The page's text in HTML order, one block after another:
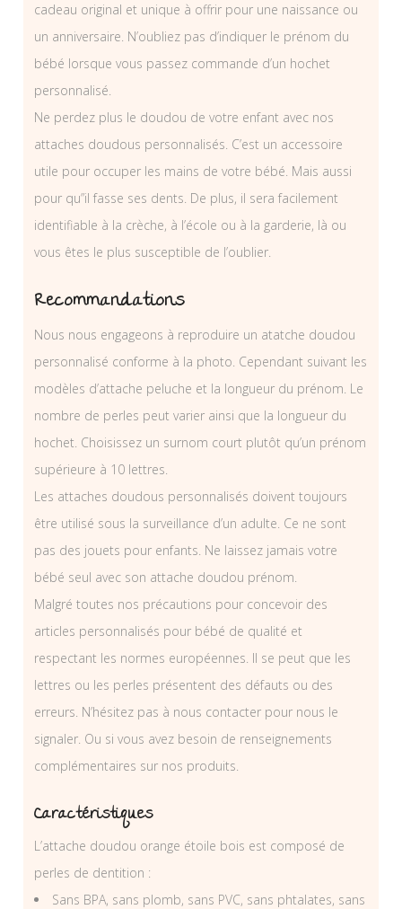
cadeau original et unique à offrir pour une naissance ou
un anniversaire. N’oubliez pas d’indiquer le prénom du
bébé lorsque vous passez commande d’un hochet
personnalisé.
Ne perdez plus le doudou de votre enfant avec nos
attaches doudous personnalisés. C’est un accessoire
utile pour occuper les mains de votre bébé. Mais aussi
pour qu”il fasse ses dents. De plus, il sera facilement
identifiable à la crèche, à l’école ou à la garderie, là ou
vous êtes le plus susceptible de l’oublier.
Recommandations
Nous nous engageons à reproduire un atatche doudou
personnalisé conforme à la photo. Cependant suivant les
modèles d’attache peluche et la longueur du prénom. Le
nombre de perles peut varier ainsi que la longueur du
hochet. Choisissez un surnom court plutôt qu’un prénom
supérieure à 10 lettres.
Les attaches doudous personnalisés doivent toujours
être utilisé sous la surveillance d’un adulte. Ce ne sont
pas des jouets pour enfants. Ne laissez jamais votre
bébé seul avec son attache doudou prénom.
Malgré toutes nos précautions pour concevoir des
articles personnalisés pour bébé de qualité et
respectant les normes européennes. Il se peut que les
lettres ou les perles présentent des défauts ou des
erreurs. N’hésitez pas à nous contacter pour nous le
signaler. Ou si vous avez besoin de renseignements
complémentaires sur nos produits.
Caractéristiques
L’attache doudou orange étoile bois est composé de
perles de dentition :
Sans BPA, sans plomb, sans PVC, sans phtalates, sans